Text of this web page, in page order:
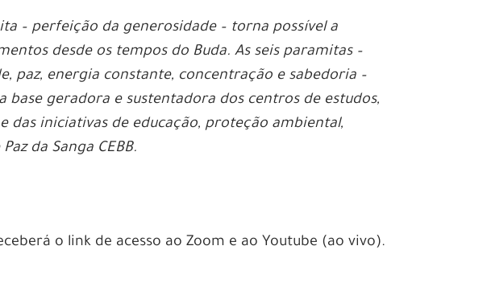
– perfeição da generosidade – torna possível a
desde os tempos do Buda. As seis paramitas –
paz, energia constante, concentração e sabedoria –
base geradora e sustentadora dos centros de estudos,
das iniciativas de educação, proteção ambiental,
da Sanga CEBB.
o link de acesso ao Zoom e ao Youtube (ao vivo).